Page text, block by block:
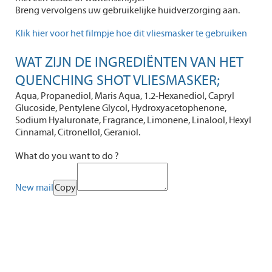
Breng vervolgens uw gebruikelijke huidverzorging aan.
Klik hier voor het filmpje hoe dit vliesmasker te gebruiken
WAT ZIJN DE INGREDIËNTEN VAN HET
QUENCHING SHOT VLIESMASKER;
Aqua, Propanediol, Maris Aqua, 1.2-Hexanediol, Capryl
Glucoside, Pentylene Glycol, Hydroxyacetophenone,
Sodium Hyaluronate, Fragrance, Limonene, Linalool, Hexyl
Cinnamal, Citronellol, Geraniol.
What do you want to do ?
New mailCopy